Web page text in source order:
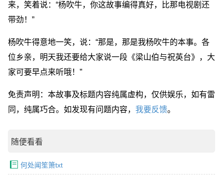
来，笑着说：“杨吹牛，你这故事编得真好，比那电视剧还
带劲！”
杨吹牛得意地一笑，说：“那是，那是我杨吹牛的本事。各
位乡亲，明天我还要给大家说一段《梁山伯与祝英台》，大
家可要早点来听哦！”
免责声明：本故事及标题内容纯属虚构，仅供娱乐，如有雷
同，纯属巧合。如发现有问题内容， 我要反馈。
随便看看
何处闻笙箫txt